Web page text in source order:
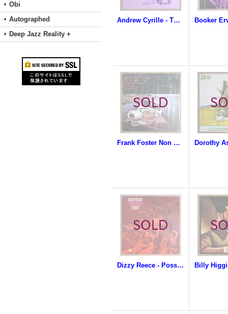
Obi
Autographed
Deep Jazz Reality +
Andrew Cyrille - The Loop
Frank Foster Non Electric Company - Live At The N'hita Jazz Club
Dizzy Reece - Possession, Exorcism, Peace